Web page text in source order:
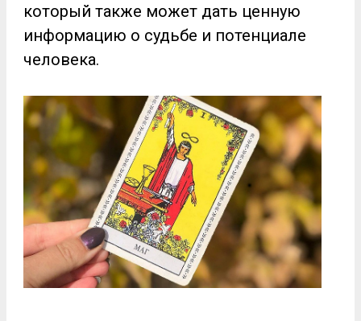
который также может дать ценную
информацию о судьбе и потенциале
человека.